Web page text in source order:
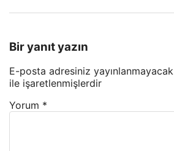
Bir yanıt yazın
E-posta adresiniz
ile işaretlenmişlerdir
Yorum *